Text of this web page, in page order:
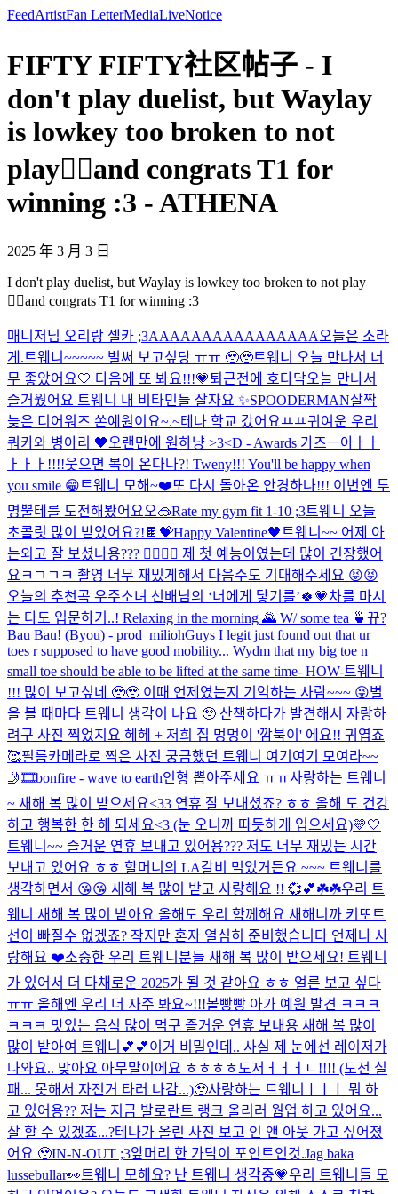
FeedArtistFan LetterMediaLiveNotice
FIFTY FIFTY社区帖子 - I
don't play duelist, but Waylay
is lowkey too broken to not
play🧍‍♀️and congrats T1 for
winning :3 - ATHENA
2025 年 3 月 3 日
I don't play duelist, but Waylay is lowkey too broken to not play
🧍‍♀️and congrats T1 for winning :3
매니저님 오리랑 셀카 ;3AAAAAAAAAAAAAAAA 오늘은 소라
게.트웨니~~~~~ 벌써 보고싶당 ㅠㅠ 🥹🥹트웨니 오늘 만나서 너
무 좋았어요🤍 다음에 또 봐요!!!💗퇴근전에 호다닥오늘 만나서
즐거웠어요 트웨니 내 비타민들 잘자요 ✨️SPOODERMAN살짝
늦은 디어워즈 쏜예원이요~.~테나 학교 갔어요ㅛㅛ귀여운 우리
쿼카와 병아리 🖤 오랜만에 원하냥 >3<D - Awards 가즈ㅡ아ㅏㅏ
ㅏㅏㅏ!!!!웃으면 복이 온다나?! Tweny!!! You'll be happy when
you smile 😁트웨니 모해~❤️또 다시 돌아온 안경하나!!! 이번엔 투
명뿔테를 도전해봤어요오🥽Rate my gym fit 1-10 ;3트웨니 오늘
초콜릿 많이 받았어요?!🍫💝Happy Valentine🖤 트웨니~~ 어제 아
는외고 잘 보셨나용??? 🤸‍♀️🤸‍♀️ 제 첫 예능이였는데 많이 긴장했어
요ㅋㄱㄱㅋ 촬영 너무 재밌게해서 다음주도 기대해주세요 😝😝
오늘의 추천곡 우주소녀 선배님의 ‘너에게 닿기를’🍀💗차를 마시
는 다도 입문하기..! Relaxing in the morning 🌄 W/ some tea 🍵 뀨?
Bau Bau! (Byou) - prod_miliohGuys I legit just found out that ur
toes r supposed to have good mobility... Wydm that my big toe n
small toe should be able to be lifted at the same time- HOW-트웨니
!!! 많이 보고싶네 🥹🥹 이때 언제였는지 기억하는 사람~~~ 😜별
을 볼 때마다 트웨니 생각이 나요 🥹 산책하다가 발견해서 자랑하
려구 사진 찍었지요 헤헤 + 저희 집 멍멍이 '깜북이' 에요!! 귀엽죠
🥰필름카메라로 찍은 사진 궁금했던 트웨니 여기여기 모여라~~
🤳🎞️bonfire - wave to earth인형 뽑아주세요 ㅠㅠ사랑하는 트웨니
~ 새해 복 많이 받으세요<33 연휴 잘 보내셨죠? ㅎㅎ 올해 도 건강
하고 행복한 한 해 되세요<3 (눈 오니까 따듯하게 입으세요)💛🤍
트웨니~~ 즐거운 연휴 보내고 있어용??? 저도 너무 재밌는 시간
보내고 있어요 ㅎㅎ 할머니의 LA갈비 먹었거든요 ~~~ 트웨니를
생각하면서 😘😘 새해 복 많이 받고 사랑해요 !! 💞💕☘️☘️우리 트
웨니 새해 복 많이 받아요 올해도 우리 함께해요 새해니까 키또트
선이 빠질수 없겠죠? 작지만 혼자 열심히 준비했습니다 언제나 사
랑해요 ❤️소중한 우리 트웨니분들 새해 복 많이 받으세요! 트웨니
가 있어서 더 다채로운 2025가 될 것 같아요 ㅎㅎ 얼른 보고 싶다
ㅠㅠ 올해엔 우리 더 자주 봐요~!!!볼빵빵 아가 예원 발견 ㅋㅋㅋ
ㅋㅋㅋ 맛있는 음식 많이 먹구 즐거운 연휴 보내용 새해 복 많이
많이 받아여 트웨니💕💕이거 비밀인데.. 사실 제 눈에선 레이저가
나와요.. 맞아요 아무말이에요 ㅎㅎㅎㅎ 도저ㅓㅓㅓㄴ!!!! (도전 실
패... 못해서 자전거 타러 나감...)🥹사랑하는 트웨니ㅣㅣㅣ 뭐 하
고 있어용?? 저는 지금 발로란트 랭크 올리러 웜업 하고 있어요...
잘 할 수 있겠죠...?테나가 올린 사진 보고 인 앤 아웃 가고 싶어졌
어요 🥹IN-N-OUT ;3앞머리 한 가닥이 포인트인것.Jag baka
lussebullar👀트웨니 모해요? 난 트웨니 생각중💗우리 트웨니들 모